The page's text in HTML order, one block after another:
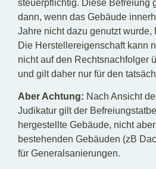
steuerpflichtig. Diese Befreiung
dann, wenn das Gebäude
Jahre nicht dazu genutzt wurde,
Die Herstellereigenschaft kann
nicht auf den Rechtsnachfolger
und gilt daher nur für den
Aber Achtung: Nach Ansicht
Judikatur gilt der
hergestellte Gebäude, nicht
bestehenden Gebäuden (zB
für Generalsanierungen.